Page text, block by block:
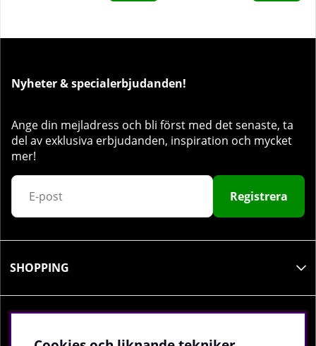
Nyheter & specialerbjudanden!
Ange din mejladress och bli först med det senaste, ta
del av exklusiva erbjudanden, inspiration och mycket
mer!
Registrera
SHOPPING